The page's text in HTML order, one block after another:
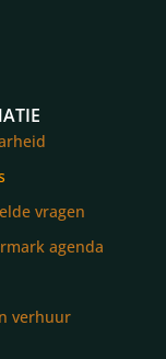
vragen
agenda
verhuur